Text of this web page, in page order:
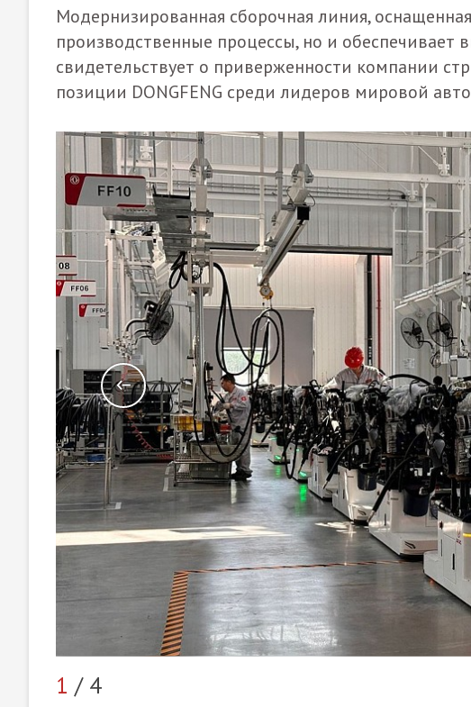
Модернизированная сборочная линия,
производственные процессы, но и обеспечивает
свидетельствует о приверженности компании
позиции DONGFENG среди лидеров мировой
1 / 4